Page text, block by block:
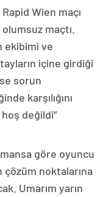
Wien maçı
maçtı.
ekibimi ve
içine girdiği
sorun
karşılığını
değildi”
göre oyuncu
noktalarına
Umarım yarın